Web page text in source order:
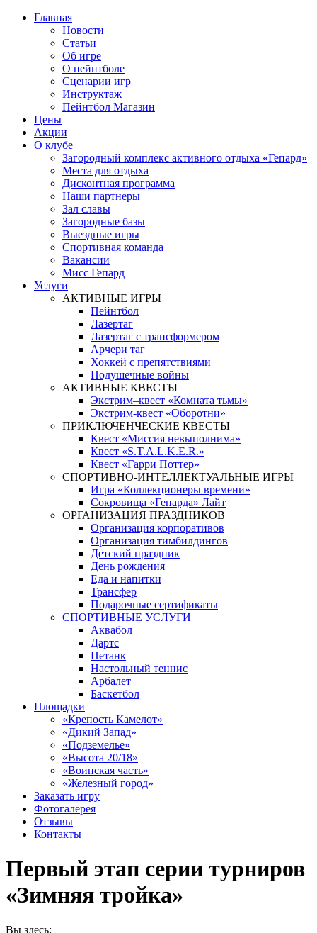
Главная
Новости
Статьи
Об игре
О пейнтболе
Сценарии игр
Инструктаж
Пейнтбол Магазин
Цены
Акции
О клубе
Загородный комплекс активного отдыха «Гепард»
Места для отдыха
Дисконтная программа
Наши партнеры
Зал славы
Загородные базы
Выездные игры
Спортивная команда
Вакансии
Мисс Гепард
Услуги
АКТИВНЫЕ ИГРЫ
Пейнтбол
Лазертаг
Лазертаг с трансформером
Арчери таг
Хоккей с препятствиями
Подушечные войны
АКТИВНЫЕ КВЕСТЫ
Экстрим–квест «Комната тьмы»
Экстрим-квест «Оборотни»
ПРИКЛЮЧЕНЧЕСКИЕ КВЕСТЫ
Квест «Миссия невыполнима»
Квест «S.T.A.L.K.E.R.»
Квест «Гарри Поттер»
СПОРТИВНО-ИНТЕЛЛЕКТУАЛЬНЫЕ ИГРЫ
Игра «Коллекционеры времени»
Сокровища «Гепарда» Лайт
ОРГАНИЗАЦИЯ ПРАЗДНИКОВ
Организация корпоративов
Организация тимбилдингов
Детский праздник
День рождения
Еда и напитки
Трансфер
Подарочные сертификаты
СПОРТИВНЫЕ УСЛУГИ
Аквабол
Дартс
Петанк
Настольный теннис
Арбалет
Баскетбол
Площадки
«Крепость Камелот»
«Дикий Запад»
«Подземелье»
«Высота 20/18»
«Воинская часть»
«Железный город»
Заказать игру
Фотогалерея
Отзывы
Контакты
Первый этап серии турниров
«Зимняя тройка»
Вы здесь: